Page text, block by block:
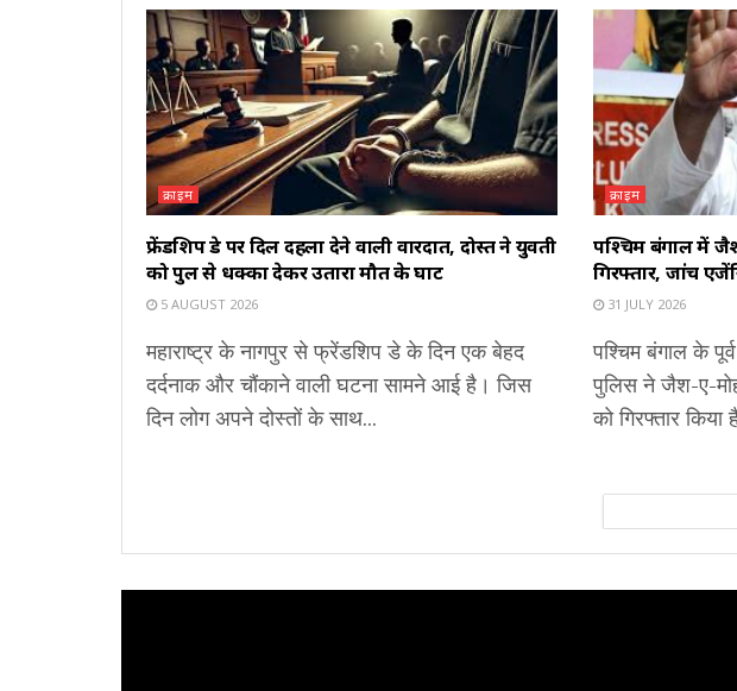
क्राइम
फ्रेंडशिप डे पर दिल दहला देने वाली वारदात, दोस्त ने युवती
को पुल से धक्का देकर उतारा मौत के घाट
5 AUGUST 2026
महाराष्ट्र के नागपुर से फ्रेंडशिप डे के दिन एक बेहद
दर्दनाक और चौंकाने वाली घटना सामने आई है। जिस
दिन लोग अपने दोस्तों के साथ...
क्राइम
पश्चिम बंगाल में
गिरफ्तार, जांच
31 JULY 2026
पश्चिम बंगाल के
पुलिस ने जैश-ए-
को गिरफ्तार